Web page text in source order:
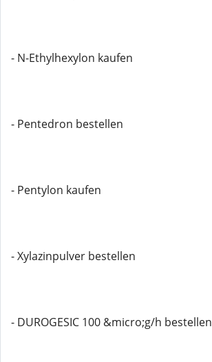
- N-Ethylhexylon kaufen
- Pentedron bestellen
- Pentylon kaufen
- Xylazinpulver bestellen
- DUROGESIC 100 &micro;g/h bestellen